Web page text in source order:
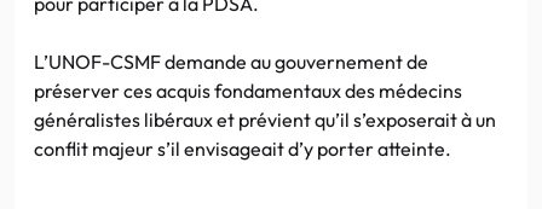
L’UNOF-CSMF demande au gouvernement de
préserver ces acquis fondamentaux des médecins
généralistes libéraux et prévient qu’il s’exposerait à un
conflit majeur s’il envisageait d’y porter atteinte.